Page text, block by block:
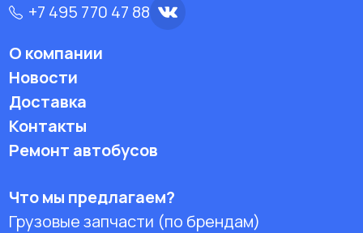
+7 495 770 47 88
О компании
Новости
Доставка
Контакты
Ремонт автобусов
Что мы предлагаем?
Грузовые запчасти (по брендам)